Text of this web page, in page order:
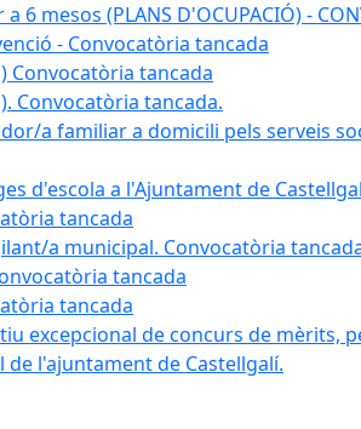
(PLANS D'OCUPACIÓ) -
- Convocatòria tancada
Convocatòria tancada
Convocatòria tancada.
a familiar a domicili pels serveis
d'escola a l'Ajuntament de
tancada
a municipal. Convocatòria
tancada
tancada
excepcional de concurs de mèrits,
l'ajuntament de Castellgalí.